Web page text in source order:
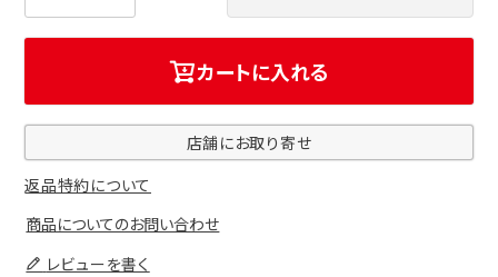
カートに入れる
店舗にお取り寄せ
返品特約について
商品についてのお問い合わせ
レビューを書く